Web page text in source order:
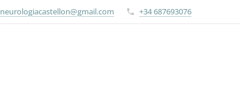
neurologiacastellon@gmail.com +34 687693076